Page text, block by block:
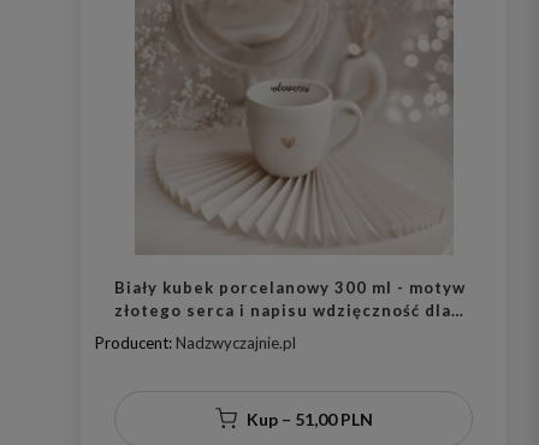
Biały kubek porcelanowy 300 ml - motyw
złotego serca i napisu wdzięczność dla
bliskiej osoby na podziękowanie
Producent: Nadzwyczajnie.pl
Kup – 51,00 PLN